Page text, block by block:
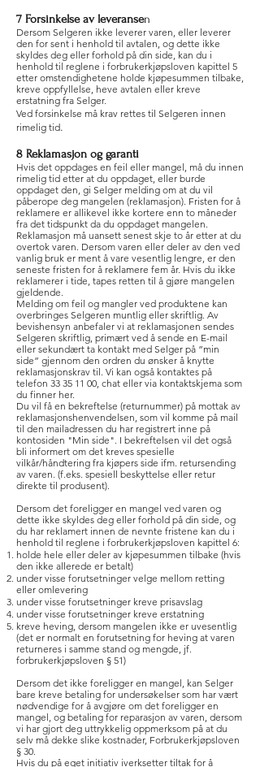
7 Forsinkelse av leveransen
Dersom Selgeren ikke leverer varen, eller leverer
den for sent i henhold til avtalen, og dette ikke
skyldes deg eller forhold på din side, kan du i
henhold til reglene i forbrukerkjøpsloven kapittel 5
etter omstendighetene holde kjøpesummen tilbake,
kreve oppfyllelse, heve avtalen eller kreve
erstatning fra Selger.
Ved forsinkelse må krav rettes til Selgeren innen
rimelig tid.
8 Reklamasjon og garanti
Hvis det oppdages en feil eller mangel, må du innen
rimelig tid etter at du oppdaget, eller burde
oppdaget den, gi Selger melding om at du vil
påberope deg mangelen (reklamasjon). Fristen for å
reklamere er allikevel ikke kortere enn to måneder
fra det tidspunkt da du oppdaget mangelen.
Reklamasjon må uansett senest skje to år etter at du
overtok varen. Dersom varen eller deler av den ved
vanlig bruk er ment å vare vesentlig lengre, er den
seneste fristen for å reklamere fem år. Hvis du ikke
reklamerer i tide, tapes retten til å gjøre mangelen
gjeldende.
Melding om feil og mangler ved produktene kan
overbringes Selgeren muntlig eller skriftlig. Av
bevishensyn anbefaler vi at reklamasjonen sendes
Selgeren skriftlig, primært ved å sende en E-mail
eller sekundært ta kontakt med Selger på ”min
side” gjennom den ordren du ønsker å knytte
reklamasjonskrav til. Vi kan også kontaktes på
telefon 33 35 11 00, chat eller via kontaktskjema som
du finner her.
Du vil få en bekreftelse (returnummer) på mottak av
reklamasjonshenvendelsen, som vil komme på mail
til den mailadressen du har registrert inne på
kontosiden "Min side". I bekreftelsen vil det også
bli informert om det kreves spesielle
vilkår/håndtering fra kjøpers side ifm. retursending
av varen. (f.eks. spesiell beskyttelse eller retur
direkte til produsent).
Dersom det foreligger en mangel ved varen og
dette ikke skyldes deg eller forhold på din side, og
du har reklamert innen de nevnte fristene kan du i
henhold til reglene i forbrukerkjøpsloven kapittel 6:
holde hele eller deler av kjøpesummen tilbake (hvis
den ikke allerede er betalt)
under visse forutsetninger velge mellom retting
eller omlevering
under visse forutsetninger kreve prisavslag
under visse forutsetninger kreve erstatning
kreve heving, dersom mangelen ikke er uvesentlig
(det er normalt en forutsetning for heving at varen
returneres i samme stand og mengde, jf.
forbrukerkjøpsloven § 51)
Dersom det ikke foreligger en mangel, kan Selger
bare kreve betaling for undersøkelser som har vært
nødvendige for å avgjøre om det foreligger en
mangel, og betaling for reparasjon av varen, dersom
vi har gjort deg uttrykkelig oppmerksom på at du
selv må dekke slike kostnader, Forbrukerkjøpsloven
§ 30.
Hvis du på eget initiativ iverksetter tiltak for å